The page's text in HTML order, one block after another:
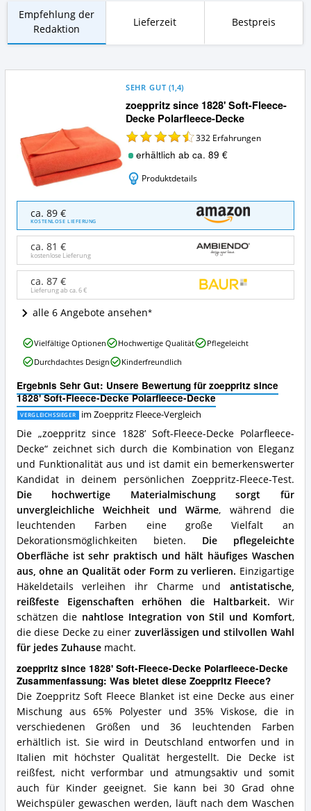
Empfehlung der
Redaktion
Lieferzeit Bestpreis
zoeppritz since 1828' Soft-Fleece-
Decke Polarfleece-Decke
SEHR GUT (1,4)
332 Erfahrungen
erhältlich ab ca. 89 €
Produktdetails
zoeppritz
since
1828'
Soft-
Fleece-
Decke
Polarfleece-
Decke
Angebote:
Wo
diese
Zoeppritz
Fleece
erhältlich?
ca. 89 €
KOSTENLOSE LIEFERUNG
ca. 81 €
kostenlose Lieferung
ca. 87 €
Lieferung ab ca.6 €
alle 6 Angebote ansehen
Ergebnis Sehr Gut: Unsere Bewertung für zoeppritz since
1828' Soft-Fleece-Decke Polarfleece-Decke
VERGLEICHSSIEGER im Zoeppritz Fleece-Vergleich
Die „zoeppritz since 1828’ Soft-Fleece-Decke Polarfleece-
Decke“ zeichnet sich durch die Kombination von Eleganz
und Funktionalität aus und ist damit ein bemerkenswerter
Kandidat in deinem persönlichen Zoeppritz-Fleece-Test.
Die hochwertige Materialmischung sorgt für
unvergleichliche Weichheit und Wärme, während die
leuchtenden Farben eine große Vielfalt an
Dekorationsmöglichkeiten bieten. Die pflegeleichte
Oberfläche ist sehr praktisch und hält häufiges Waschen
aus, ohne an Qualität oder Form zu verlieren. Einzigartige
Häkeldetails verleihen ihr Charme und antistatische,
reißfeste Eigenschaften erhöhen die Haltbarkeit. Wir
schätzen die nahtlose Integration von Stil und Komfort,
die diese Decke zu einer zuverlässigen und stilvollen Wahl
für jedes Zuhausemacht.
zoeppritz since 1828' Soft-Fleece-Decke Polarfleece-Decke
Zusammenfassung: Was bietet diese Zoeppritz Fleece?
Die Zoeppritz Soft Fleece Blanket ist eine Decke aus einer
Mischung aus 65% Polyester und 35% Viskose, die in
verschiedenen Größen und 36 leuchtenden Farben
erhältlich ist. Sie wird in Deutschland entworfen und in
Italien mit höchster Qualität hergestellt. Die Decke ist
reißfest, nicht verformbar und atmungsaktiv und somit
auch für Kinder geeignet. Sie kann bei 30 Grad ohne
Weichspüler gewaschen werden, läuft nach dem Waschen
zoeppritz
since
1828'
Fleece-
Decke
Polarfleece-
Decke
Vorteile:
Was
spricht
für
diese
Zoeppritz
Fleece?
Vielfältige Optionen Hochwertige Qualität
Pflegeleicht
Durchdachtes Design
Kinderfreundlich